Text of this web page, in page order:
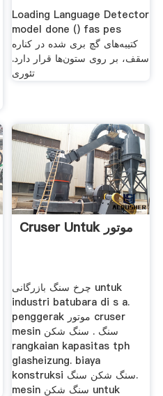
Loading Language Detector
model done () fas pes
کتیبه‌های گچ بری شده در کناره
سقف، بر روی ستون‌ها قرار دارد.
تئوری
Cruser Untuk موتور
چرخ سنگ بازرگانی untuk
industri batubara di s a.
penggerak موتور cruser
mesin سنگ . سنگ شکن
rangkaian kapasitas tph
glasheizung. biaya
konstruksi سنگ شکن سنگ.
mesin سنگ شکن untuk